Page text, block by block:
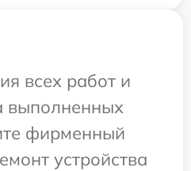
всех работ и
выполненных
фирменный
устройства